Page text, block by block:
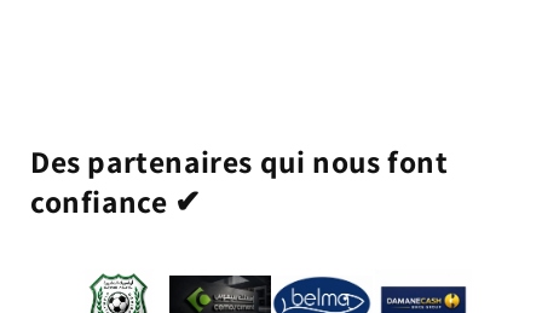
Des partenaires qui nous font
confiance ✔